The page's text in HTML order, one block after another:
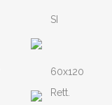
SI
60x120
Rett.